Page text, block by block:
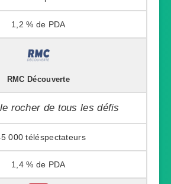
1,2 %
RMC Découverte
rocher de tous les défis
000
1,4 %